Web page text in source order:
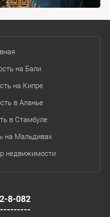
на Бали
на Кипре
в Аланье
в Стамбуле
на Мальдивах
недвижимости
8-082